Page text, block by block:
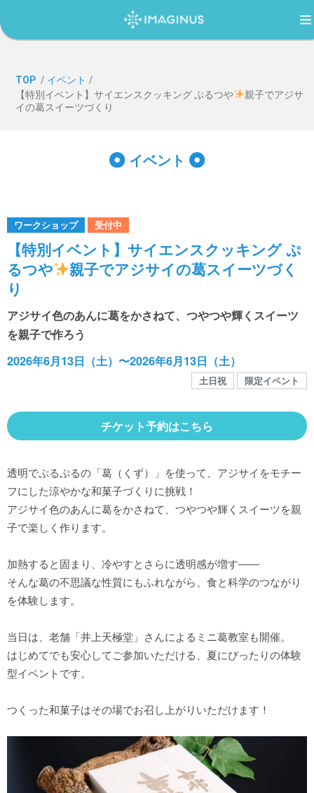
TOP
利用案内・アクセス
過ごし方ガイド
イベント
館内MAP
施設の案内
団体や企業利用に関するご案内
お知らせ
SNS
お問い合わせ
個人情報保護方針
サイトポリシー
ソーシャルメディアポリシー
TOP / イベント /
【特別イベント】サイエンスクッキング ぷるつや
親子でアジサ
イの葛スイーツづくり
イベント
ワークショップ 受付中
【特別イベント】サイエンスクッキング ぷ
るつや
親子でアジサイの葛スイーツづく
り
アジサイ色のあんに葛をかさねて、つやつや輝くスイーツ
を親子で作ろう
2026年6月13日（土）〜2026年6月13日（土）
土日祝 限定イベント
チケット予約はこちら
透明でぷるぷるの「葛（くず）」を使って、アジサイをモチー
フにした涼やかな和菓子づくりに挑戦！
アジサイ色のあんに葛をかさねて 、つやつや輝くスイーツを親
子で楽しく作ります。
加熱すると固まり、冷やすとさらに透明感が増す――
そんな葛の不思議な性質にもふれながら、食と科学のつながり
を体験します。
当日は、老舗「井上天極堂」さんによるミニ葛教室も開催。
はじめてでも安心してご参加いただける、夏にぴったりの体験
型イベントです。
つくった和菓子はその場でお召し上がりいただけます！